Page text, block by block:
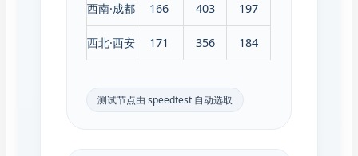
西南·成都 166 403 197
西北·西安 171 356 184
测试节点由 speedtest 自动选取